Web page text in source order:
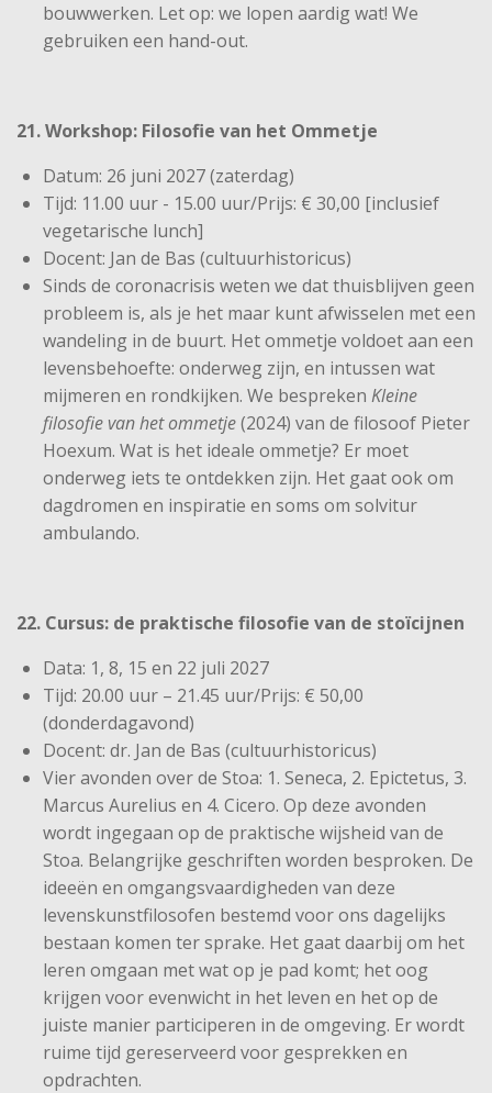
bouwwerken. Let op: we lopen aardig wat! We
gebruiken een hand-out.
21. Workshop: Filosofie van het Ommetje
Datum: 26 juni 2027 (zaterdag)
Tijd: 11.00 uur - 15.00 uur/Prijs: € 30,00 [inclusief
vegetarische lunch]
Docent: Jan de Bas (cultuurhistoricus)
Sinds de coronacrisis weten we dat thuisblijven geen
probleem is, als je het maar kunt afwisselen met een
wandeling in de buurt. Het ommetje voldoet aan een
levensbehoefte: onderweg zijn, en intussen wat
mijmeren en rondkijken. We bespreken Kleine
filosofie van het ommetje(2024) van de filosoof Pieter
Hoexum. Wat is het ideale ommetje? Er moet
onderweg iets te ontdekken zijn. Het gaat ook om
dagdromen en inspiratie en soms om solvitur
ambulando.
22. Cursus: de praktische filosofie van de stoïcijnen
Data: 1, 8, 15 en 22 juli 2027
Tijd: 20.00 uur – 21.45 uur/Prijs: € 50,00
(donderdagavond)
Docent: dr. Jan de Bas (cultuurhistoricus)
Vier avonden over de Stoa: 1. Seneca, 2. Epictetus, 3.
Marcus Aurelius en 4. Cicero. Op deze avonden
wordt ingegaan op de praktische wijsheid van de
Stoa. Belangrijke geschriften worden besproken. De
ideeën en omgangsvaardigheden van deze
levenskunstfilosofen bestemd voor ons dagelijks
bestaan komen ter sprake. Het gaat daarbij om het
leren omgaan met wat op je pad komt; het oog
krijgen voor evenwicht in het leven en het op de
juiste manier participeren in de omgeving. Er wordt
ruime tijd gereserveerd voor gesprekken en
opdrachten.